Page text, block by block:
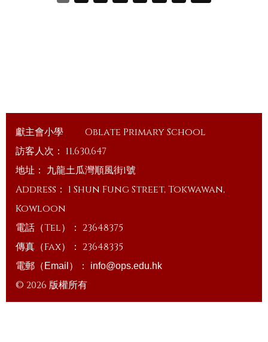
獻主會小學
Oblate Primary School
訪客人次： 11,630,647
地址： 九龍土瓜灣順風街1號
Address： 1 Shun Fung Street, Tokwawan,
Kowloon
電話（Tel）： 23648375
傳真（Fax）： 23648335
電郵（Email）： info@ops.edu.hk
© 2026 版權所有